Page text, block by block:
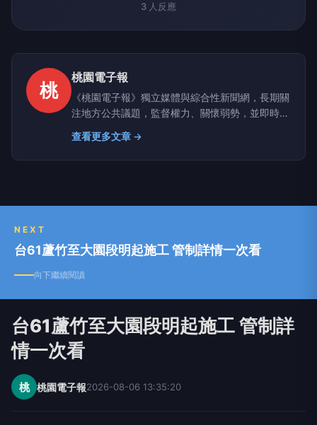
3 人反應
桃
桃園電子報
《桃園電子報》獨立媒體與綜合性新聞網，長期關
注地方公共議題，監督權力、關懷弱勢，並即時追
蹤全國重大新聞事件，持續報導與民眾生活密切相
關的重要資訊。
查看更多文章 →
NEXT
台61蘆竹至大園段明起施工 管制詳情一次看
向下繼續閱讀
台61蘆竹至大園段明起施工 管制詳
情一次看
桃 桃園電子報2026-08-06 13:35:20